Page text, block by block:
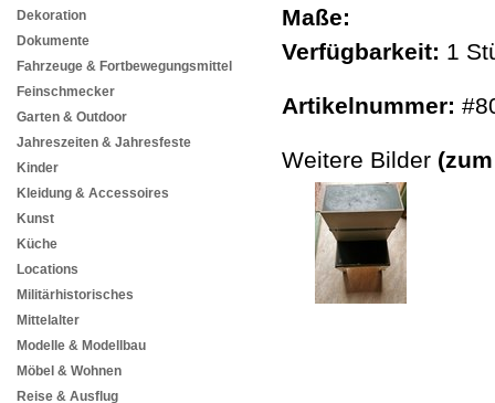
Dekoration
Dokumente
Fahrzeuge & Fortbewegungsmittel
Feinschmecker
Garten & Outdoor
Jahreszeiten & Jahresfeste
Kinder
Kleidung & Accessoires
Kunst
Küche
Locations
Militärhistorisches
Mittelalter
Modelle & Modellbau
Möbel & Wohnen
Reise & Ausflug
Maße:
Verfügbarkeit: 1
Artikelnummer:
Weitere Bilder